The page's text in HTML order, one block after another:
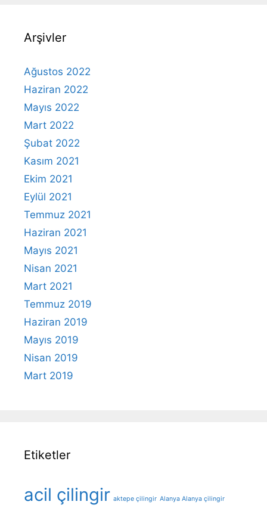
Arşivler
Ağustos 2022
Haziran 2022
Mayıs 2022
Mart 2022
Şubat 2022
Kasım 2021
Ekim 2021
Eylül 2021
Temmuz 2021
Haziran 2021
Mayıs 2021
Nisan 2021
Mart 2021
Temmuz 2019
Haziran 2019
Mayıs 2019
Nisan 2019
Mart 2019
Etiketler
acil çilingir aktepe çilingir Alanya Alanya çilingir